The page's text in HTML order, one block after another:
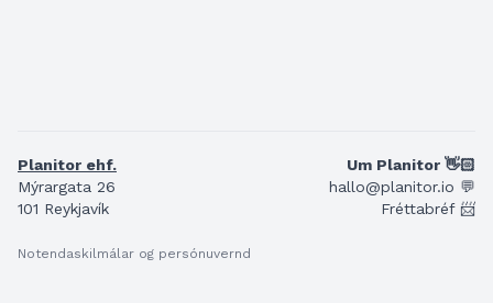
Planitor ehf.
Mýrargata 26
101 Reykjavík
Notendaskilmálar og persónuvernd
Um Planitor 👋🏻
hallo@planitor.io 💬
Fréttabréf 📨